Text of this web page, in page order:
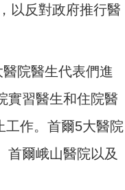
以反對政府推行醫
院醫生代表們進
實習醫生和住院醫
工作。首爾5大醫院
首爾峨山醫院以及